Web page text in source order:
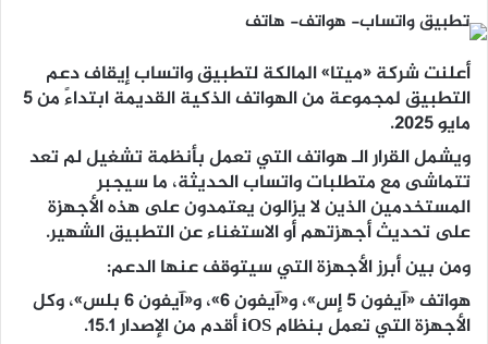
أعلنت شركة «ميتا» المالكة لتطبيق واتساب إيقاف دعم
التطبيق لمجموعة من الهواتف الذكية القديمة ابتداءً من 5
مايو 2025.
ويشمل القرار الـ هواتف التي تعمل بأنظمة تشغيل لم تعد
تتماشى مع متطلبات واتساب الحديثة، ما سيجبر
المستخدمين الذين لا يزالون يعتمدون على هذه الأجهزة
على تحديث أجهزتهم أو الاستغناء عن التطبيق الشهير.
ومن بين أبرز الأجهزة التي سيتوقف عنها الدعم:
هواتف «آيفون 5 إس»، و«آيفون 6»، و«آيفون 6 بلس»، وكل
الأجهزة التي تعمل بنظام iOS أقدم من الإصدار 15.1.